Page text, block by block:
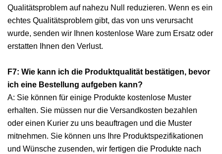
Qualitätsproblem auf nahezu Null reduzieren. Wenn es ein
echtes Qualitätsproblem gibt, das von uns verursacht
wurde, senden wir Ihnen kostenlose Ware zum Ersatz oder
erstatten Ihnen den Verlust.
F7: Wie kann ich die Produktqualität bestätigen, bevor
ich eine Bestellung aufgeben kann?
A: Sie können für einige Produkte kostenlose Muster
erhalten. Sie müssen nur die Versandkosten bezahlen
oder einen Kurier zu uns beauftragen und die Muster
mitnehmen. Sie können uns Ihre Produktspezifikationen
und Wünsche zusenden, wir fertigen die Produkte nach